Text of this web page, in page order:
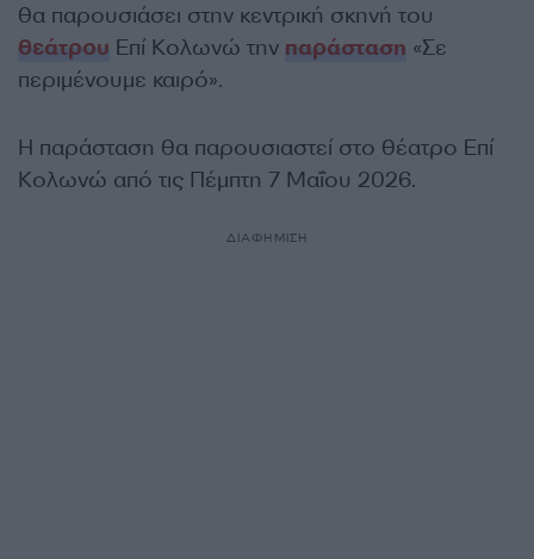
θα παρουσιάσει στην κεντρική σκηνή του
θεάτρου Επί Κολωνώ την παράσταση «Σε
περιμένουμε καιρό».
Η παράσταση θα παρουσιαστεί στο θέατρο Επί
Κολωνώ από τις Πέμπτη 7 Μαΐου 2026.
ΔΙΑΦΗΜΙΣΗ